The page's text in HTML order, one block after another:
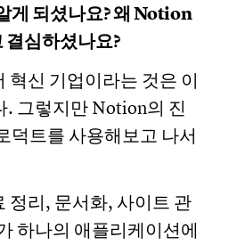
게 되셨나요? 왜 Notion
결심하셨나요?
신 기업이라는 것은 이
. 그렇지만 Notion의 진
덕트를 사용해보고 나서
정리, 문서화, 사이트 관
하나의 애플리케이션에